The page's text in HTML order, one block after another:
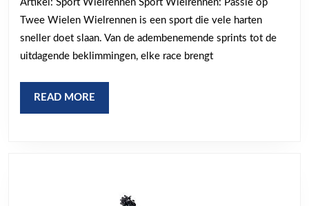
Artikel: Sport Wielrennen Sport Wielrennen: Passie op
Twee Wielen Wielrennen is een sport die vele harten
sneller doet slaan. Van de adembenemende sprints tot de
uitdagende beklimmingen, elke race brengt
READ MORE
MORE